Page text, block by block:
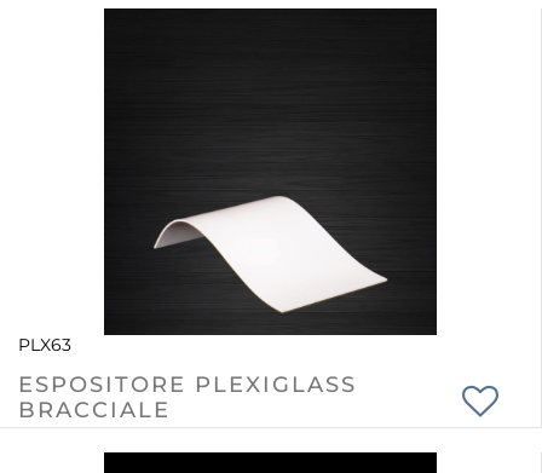
PLX63
ESPOSITORE PLEXIGLASS
BRACCIALE